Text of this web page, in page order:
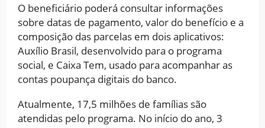
O beneficiário poderá consultar informações
sobre datas de pagamento, valor do benefício e a
composição das parcelas em dois aplicativos:
Auxílio Brasil, desenvolvido para o programa
social, e Caixa Tem, usado para acompanhar as
contas poupança digitais do banco.
Atualmente, 17,5 milhões de famílias são
atendidas pelo programa. No início do ano, 3